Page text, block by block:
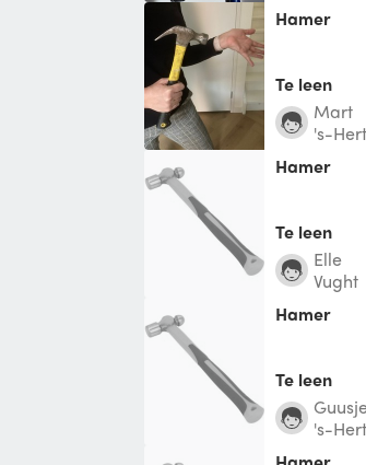
Hamer
Te leen
Mart
's-
Hamer
Te leen
Elle
Vught
Hamer
Te leen
's-